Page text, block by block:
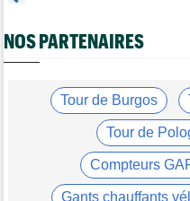
Anton Schiffer à nouveau
Tour d'Espagne
Le parcours de la 20e
d'éboulements
Média
Web-série : "Course
NOS PARTENAIRES
Tour de Burgos
Tour de
Compteurs
Gants chauffants